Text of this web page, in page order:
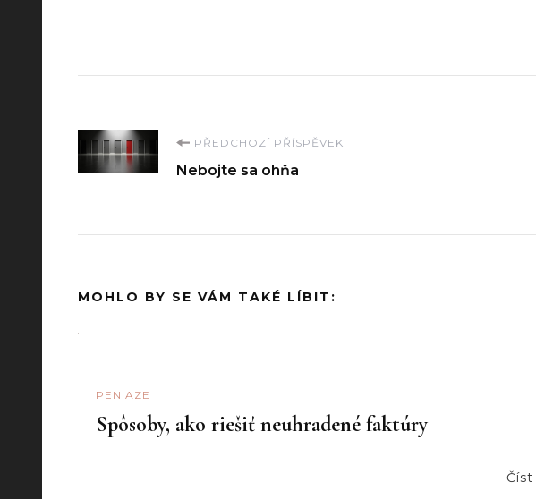
NavigacePŘEDCHOZÍ PŘÍSPĚVEK
Nebojte sa ohňa
MOHLO BY SE VÁM TAKÉ LÍBIT:
PENIAZE
Spôsoby, ako riešiť neuhradené faktúry
Číst